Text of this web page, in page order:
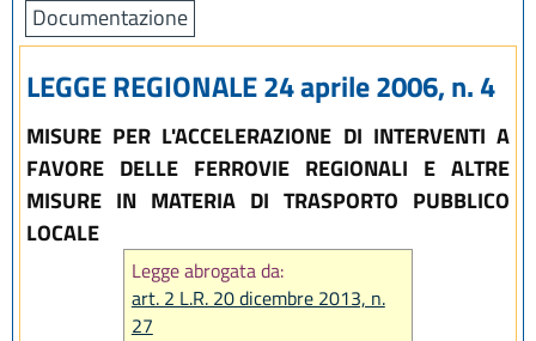
Documentazione
LEGGE REGIONALE 24 aprile 2006, n. 4
MISURE PER L'ACCELERAZIONE DI INTERVENTI A
FAVORE DELLE FERROVIE REGIONALI E ALTRE
MISURE IN MATERIA DI TRASPORTO PUBBLICO
LOCALE
Legge abrogata da:
art. 2 L.R. 20 dicembre 2013, n.
27